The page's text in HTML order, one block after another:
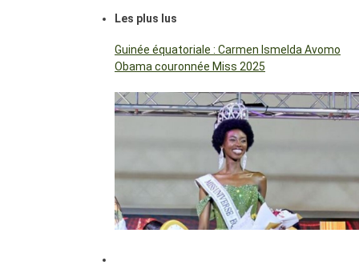
Les plus lus
Guinée équatoriale : Carmen Ismelda Avomo
Obama couronnée Miss 2025